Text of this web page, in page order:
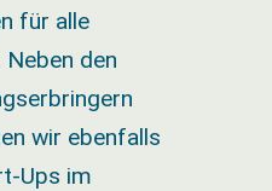
für alle
den
wir ebenfalls
Ups im